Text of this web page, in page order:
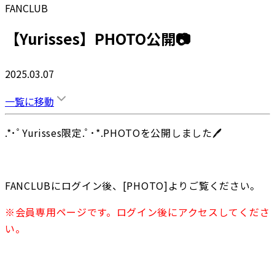
FANCLUB
【Yurisses】PHOTO公開📷
2025.03.07
一覧に移動
.*･ﾟYurisses限定.ﾟ･*.PHOTOを公開しました🖊
FANCLUBにログイン後、[PHOTO]よりご覧ください。
※会員専用ページです。ログイン後にアクセスしてくださ
い。